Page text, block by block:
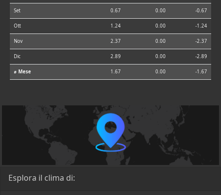
Set 0.67 0.00 -0.67
Ott 1.24 0.00 -1.24
Nov 2.37 0.00 -2.37
Dic 2.89 0.00 -2.89
⌀ Mese 1.67 0.00 -1.67
Esplora il clima di: